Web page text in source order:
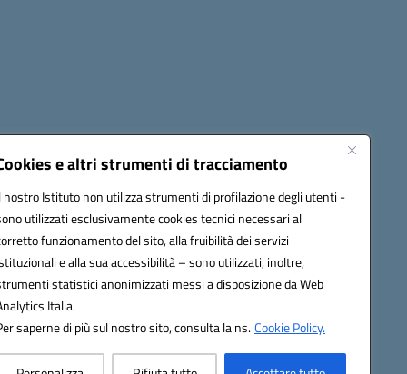
e altri strumenti di tracciamento
nostro Istituto non utilizza strumenti di profilazione degli utenti -
utilizzati esclusivamente cookies tecnici necessari al
funzionamento del sito, alla fruibilità dei servizi
e alla sua accessibilità – sono utilizzati, inoltre,
statistici anonimizzati messi a disposizione da Web
Italia.
saperne di più sul nostro sito, consulta la ns.Cookie Policy.